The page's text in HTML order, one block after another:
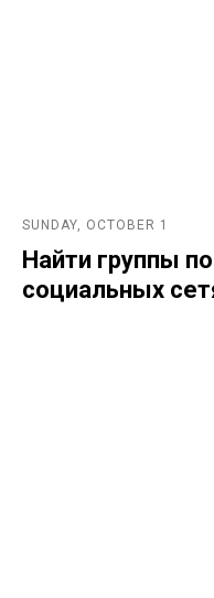
SUNDAY, OCTOBER 1
Найти группы
социальных